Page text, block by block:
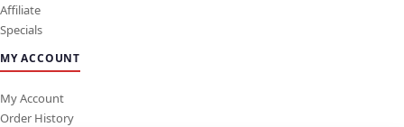
Affiliate
Specials
MY ACCOUNT
My Account
Order History